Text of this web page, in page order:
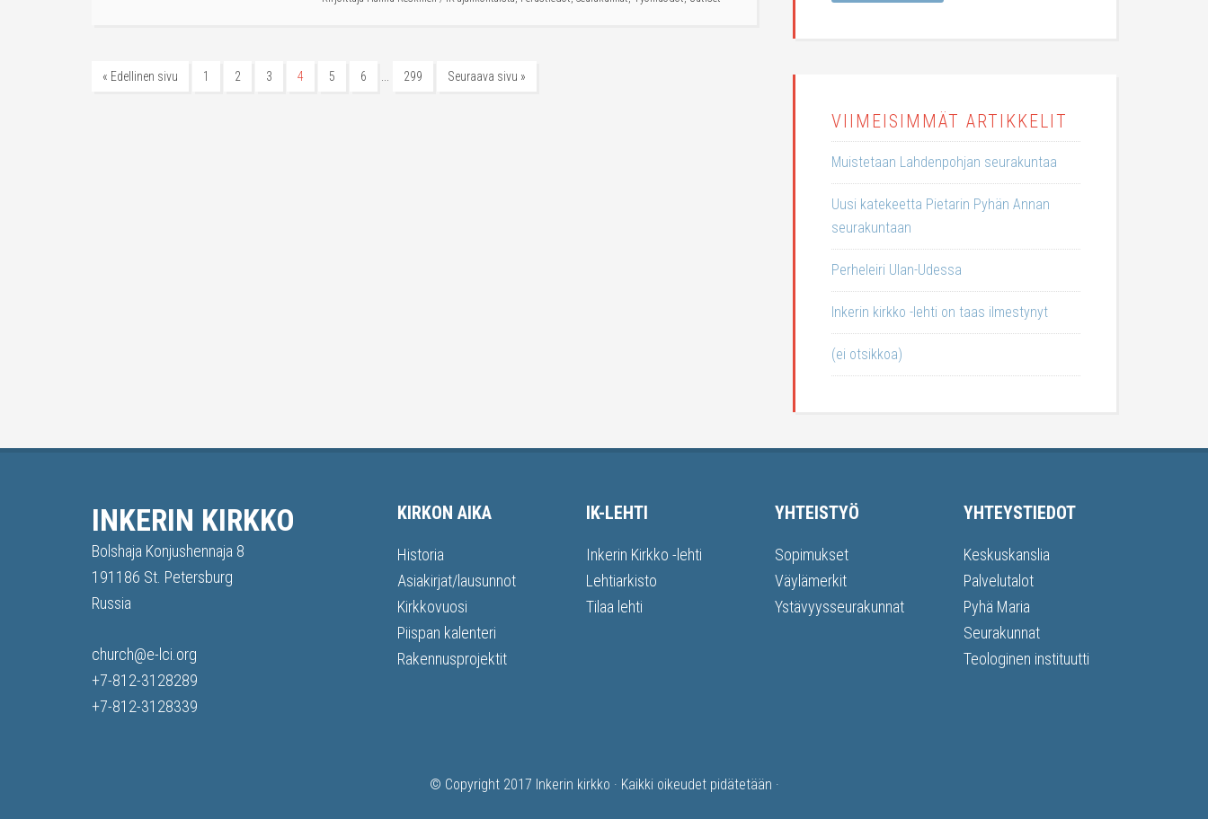
« Edellinen sivu 1 2 3 4 5 6 299 Seuraava sivu »
VIIMEISIMMÄT ARTIKKELIT
Muistetaan Lahdenpohjan seurakuntaa
Uusi katekeetta Pietarin Pyhän Annan
seurakuntaan
Perheleiri Ulan-Udessa
Inkerin kirkko -lehti on taas ilmestynyt
(ei otsikkoa)
INKERIN KIRKKO
Bolshaja Konjushennaja 8
191186 St. Petersburg
Russia
church@e-lci.org
+7-812-3128289
+7-812-3128339
KIRKON AIKA
Historia
Asiakirjat/lausunnot
Kirkkovuosi
Piispan kalenteri
Rakennusprojektit
IK-LEHTI
Inkerin Kirkko -lehti
Lehtiarkisto
Tilaa lehti
YHTEISTYÖ
Sopimukset
Väylämerkit
Ystävyysseurakunnat
YHTEYSTIEDOT
Keskuskanslia
Palvelutalot
Pyhä Maria
Seurakunnat
Teologinen instituutti
© Copyright 2017 Inkerin kirkko · Kaikki oikeudet pidätetään ·